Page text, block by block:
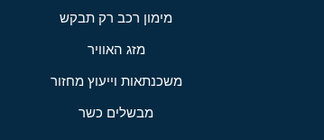
מימון רכב רק תבקש
מזג האוויר
משכנתאות וייעוץ מחזור
מבשלים כשר